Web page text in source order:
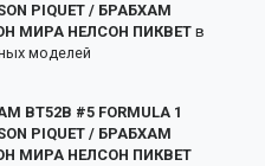
PIQUET / БРАБХАМ
МИРА НЕЛСОН ПИКВЕТ в
моделей
BT52B #5 FORMULA 1
PIQUET / БРАБХАМ
МИРА НЕЛСОН ПИКВЕТ